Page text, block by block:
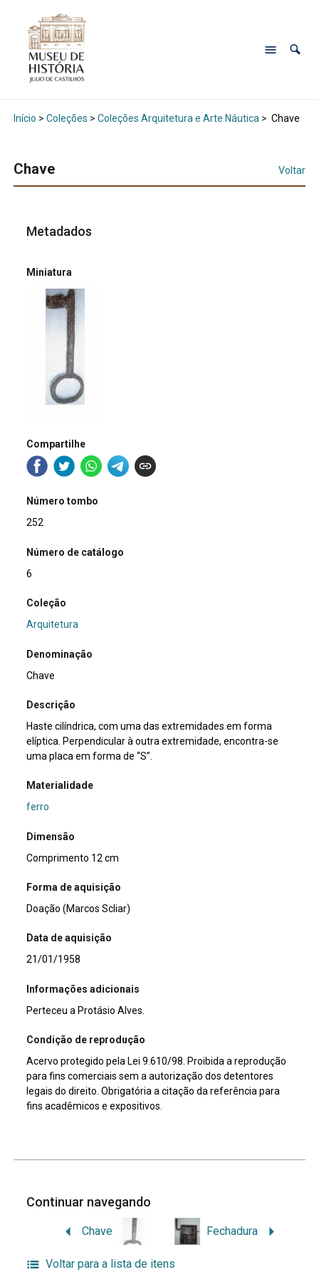
Início > Coleções > Coleções Arquitetura e Arte Náutica > Chave
Chave Voltar
Metadados
Miniatura
Compartilhe
Número tombo
252
Número de catálogo
6
Coleção
Arquitetura
Denominação
Chave
Descrição
Haste cilíndrica, com uma das extremidades em forma
elíptica. Perpendicular à outra extremidade, encontra-se
uma placa em forma de “S”.
Materialidade
ferro
Dimensão
Comprimento 12 cm
Forma de aquisição
Doação (Marcos Scliar)
Data de aquisição
21/01/1958
Informações adicionais
Perteceu a Protásio Alves.
Condição de reprodução
Acervo protegido pela Lei 9.610/98. Proibida a reprodução
para fins comerciais sem a autorização dos detentores
legais do direito. Obrigatória a citação da referência para
fins acadêmicos e expositivos.
Continuar navegando
Chave Fechadura
Voltar para a lista de itens